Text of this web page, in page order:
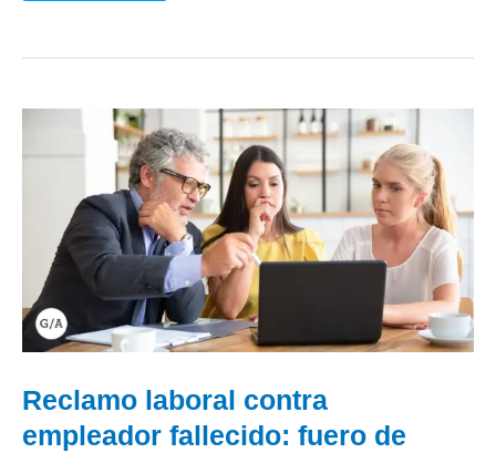
Reclamo laboral contra
empleador fallecido: fuero de
Reclamo
laboral
empleador
fallecido:
fuero
de
atracción
del
sucesorio